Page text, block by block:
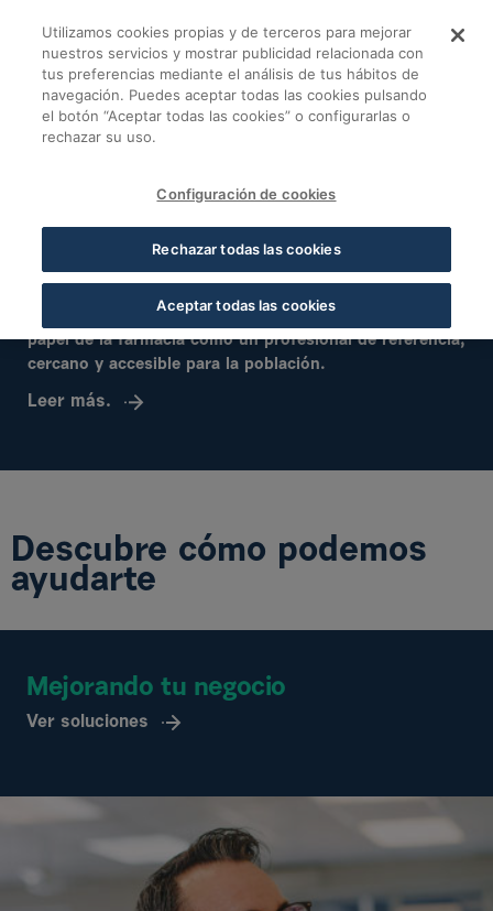
Cofares - Cofares
La Fundación Cofares cierra un semestre
de compromiso con la salud y la sociedad
A través de diferentes proyectos, pone en valor el
papel de la farmacia como un profesional de referencia,
cercano y accesible para la población.
Leer más.
Descubre cómo podemos
ayudarte
Mejorando tu negocio
Ver soluciones
Utilizamos cookies propias y de terceros para mejorar
nuestros servicios y mostrar publicidad relacionada con
tus preferencias mediante el análisis de tus hábitos de
navegación. Puedes aceptar todas las cookies pulsando
el botón “Aceptar todas las cookies” o configurarlas o
rechazar su uso.
Configuración de cookies
Rechazar todas las cookies
Aceptar todas las cookies